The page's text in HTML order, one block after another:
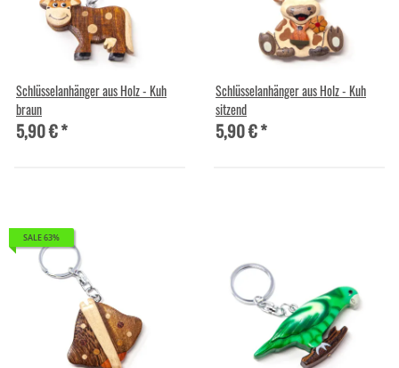
Schlüsselanhänger aus Holz - Kuh
braun
5,90 €*
Schlüsselanhänger aus Holz - Kuh
sitzend
5,90 €*
SALE 63%